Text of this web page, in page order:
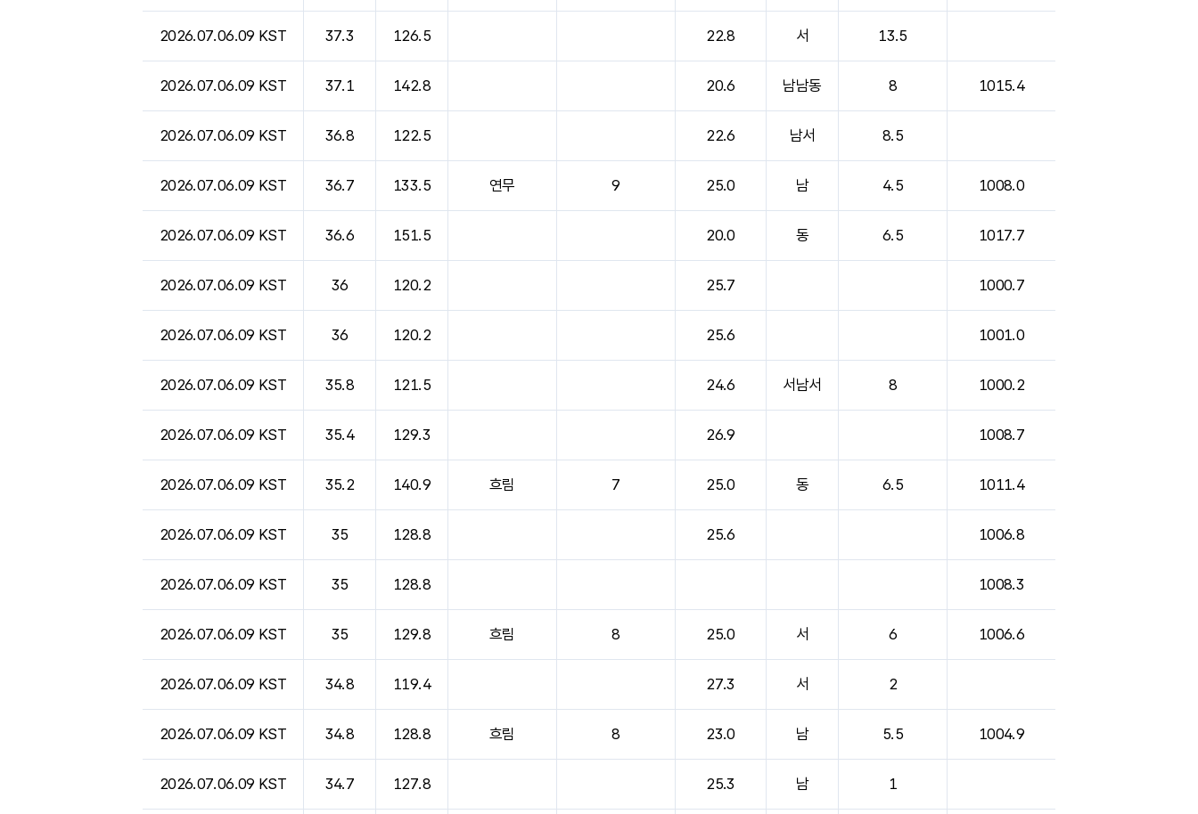
2026.07.06.09 KST 37.3 126.5 22.8 서 13.5
2026.07.06.09 KST 37.1 142.8 20.6 남남동 8 1015.4
2026.07.06.09 KST 36.8 122.5 22.6 남서 8.5
2026.07.06.09 KST 36.7 133.5 연무 9 25.0 남 4.5 1008.0
2026.07.06.09 KST 36.6 151.5 20.0 동 6.5 1017.7
2026.07.06.09 KST 36 120.2 25.7 1000.7
2026.07.06.09 KST 36 120.2 25.6 1001.0
2026.07.06.09 KST 35.8 121.5 24.6 서남서 8 1000.2
2026.07.06.09 KST 35.4 129.3 26.9 1008.7
2026.07.06.09 KST 35.2 140.9 흐림 7 25.0 동 6.5 1011.4
2026.07.06.09 KST 35 128.8 25.6 1006.8
2026.07.06.09 KST 35 128.8 1008.3
2026.07.06.09 KST 35 129.8 흐림 8 25.0 서 6 1006.6
2026.07.06.09 KST 34.8 119.4 27.3 서 2
2026.07.06.09 KST 34.8 128.8 흐림 8 23.0 남 5.5 1004.9
2026.07.06.09 KST 34.7 127.8 25.3 남 1